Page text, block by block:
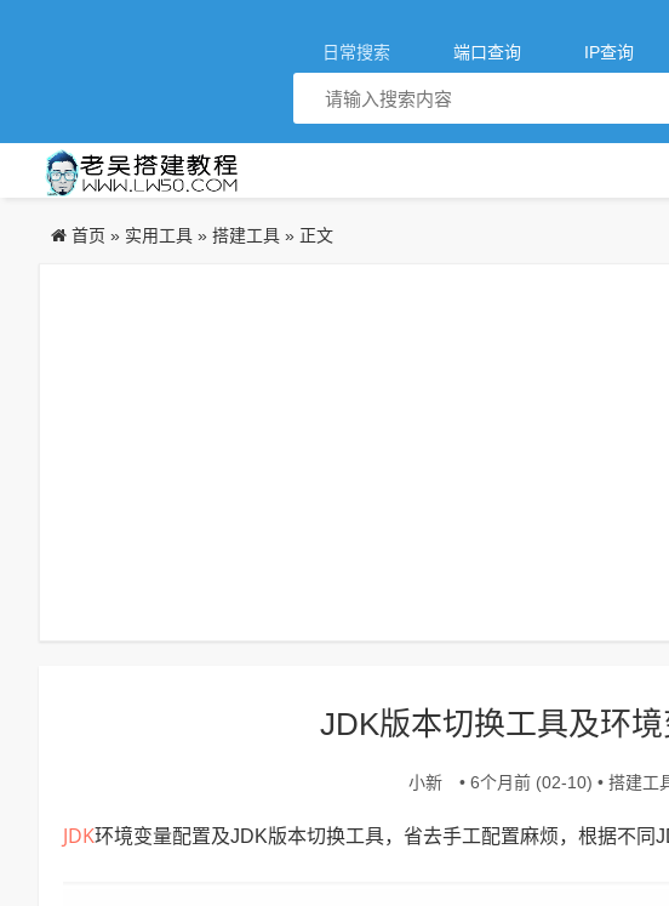
日常搜索 端口查询 IP查询
首页 » 实用工具 » 搭建工具 » 正文
JDK版本切换工具及环
小新 • 6个月前 (02-10) • 搭建工
JDK环境变量配置及JDK版本切换工具，省去手工配置麻烦，根据不同